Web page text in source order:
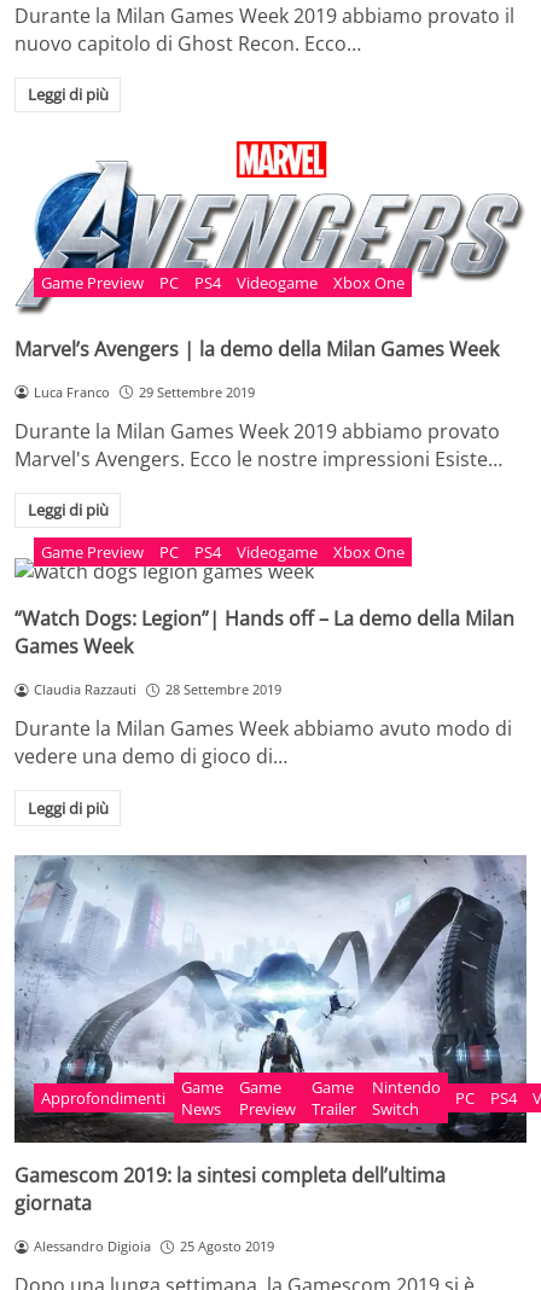
Durante la Milan Games Week 2019 abbiamo provato il
nuovo capitolo di Ghost Recon. Ecco…
Leggi di più
Game Preview PC PS4 Videogame Xbox One
Marvel’s Avengers | la demo della Milan Games Week
Luca Franco 29 Settembre 2019
Durante la Milan Games Week 2019 abbiamo provato
Marvel's Avengers. Ecco le nostre impressioni Esiste…
Leggi di più
Game Preview
PC PS4 Videogame Xbox One
“Watch Dogs: Legion”| Hands off – La demo della Milan
Games Week
Claudia Razzauti 28 Settembre 2019
Durante la Milan Games Week abbiamo avuto modo di
vedere una demo di gioco di…
Leggi di più
Approfondimenti
Game
News
Game
Preview
Game
Trailer
Nintendo
Switch
PC PS4
Gamescom 2019: la sintesi completa dell’ultima
giornata
Alessandro Digioia 25 Agosto 2019